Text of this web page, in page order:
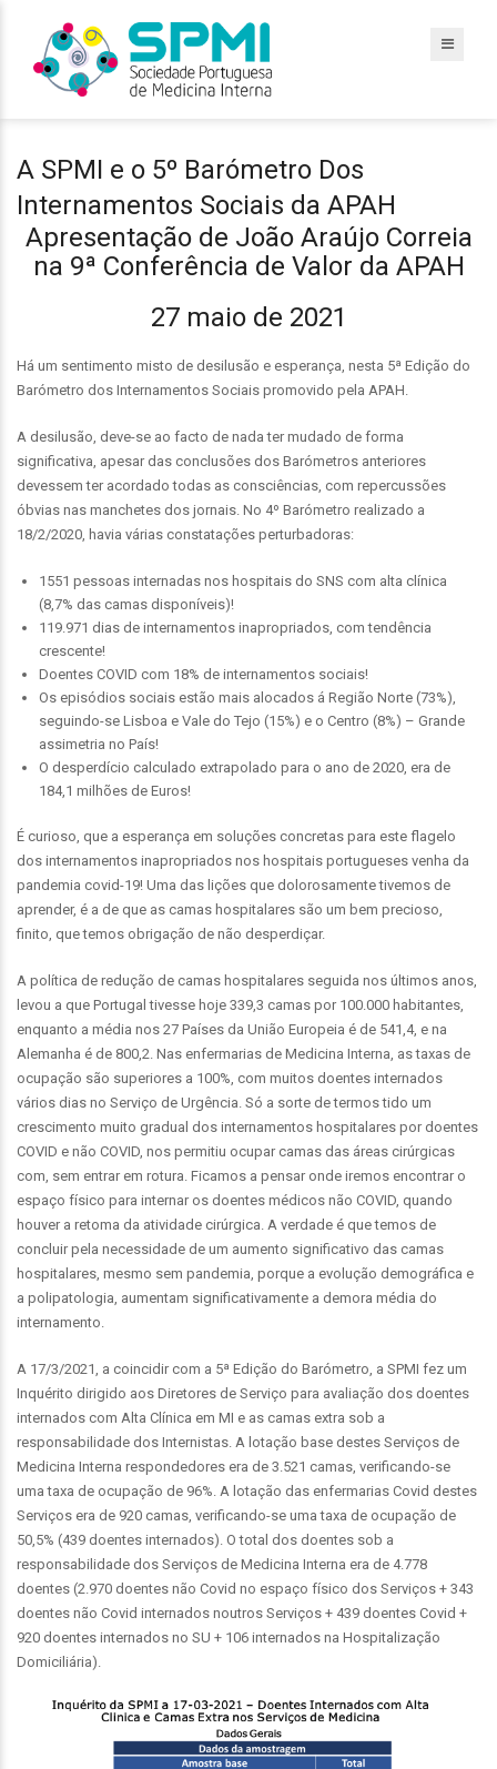
A SPMI e o 5º Barómetro Dos
Internamentos Sociais da APAH
Apresentação de João Araújo Correia
na 9ª Conferência de Valor da APAH
27 maio de 2021
Há um sentimento misto de desilusão e esperança, nesta 5ª Edição do
Barómetro dos Internamentos Sociais promovido pela APAH.
A desilusão, deve-se ao facto de nada ter mudado de forma
significativa, apesar das conclusões dos Barómetros anteriores
devessem ter acordado todas as consciências, com repercussões
óbvias nas manchetes dos jornais. No 4º Barómetro realizado a
18/2/2020, havia várias constatações perturbadoras:
1551 pessoas internadas nos hospitais do SNS com alta clínica
(8,7% das camas disponíveis)!
119.971 dias de internamentos inapropriados, com tendência
crescente!
Doentes COVID com 18% de internamentos sociais!
Os episódios sociais estão mais alocados á Região Norte (73%),
seguindo-se Lisboa e Vale do Tejo (15%) e o Centro (8%) – Grande
assimetria no País!
O desperdício calculado extrapolado para o ano de 2020, era de
184,1 milhões de Euros!
É curioso, que a esperança em soluções concretas para este flagelo
dos internamentos inapropriados nos hospitais portugueses venha da
pandemia covid-19! Uma das lições que dolorosamente tivemos de
aprender, é a de que as camas hospitalares são um bem precioso,
finito, que temos obrigação de não desperdiçar.
A política de redução de camas hospitalares seguida nos últimos anos,
levou a que Portugal tivesse hoje 339,3 camas por 100.000 habitantes,
enquanto a média nos 27 Países da União Europeia é de 541,4, e na
Alemanha é de 800,2. Nas enfermarias de Medicina Interna, as taxas de
ocupação são superiores a 100%, com muitos doentes internados
vários dias no Serviço de Urgência. Só a sorte de termos tido um
crescimento muito gradual dos internamentos hospitalares por doentes
COVID e não COVID, nos permitiu ocupar camas das áreas cirúrgicas
com, sem entrar em rotura. Ficamos a pensar onde iremos encontrar o
espaço físico para internar os doentes médicos não COVID, quando
houver a retoma da atividade cirúrgica. A verdade é que temos de
concluir pela necessidade de um aumento significativo das camas
hospitalares, mesmo sem pandemia, porque a evolução demográfica e
a polipatologia, aumentam significativamente a demora média do
internamento.
A 17/3/2021, a coincidir com a 5ª Edição do Barómetro, a SPMI fez um
Inquérito dirigido aos Diretores de Serviço para avaliação dos doentes
internados com Alta Clínica em MI e as camas extra sob a
responsabilidade dos Internistas. A lotação base destes Serviços de
Medicina Interna respondedores era de 3.521 camas, verificando-se
uma taxa de ocupação de 96%. A lotação das enfermarias Covid destes
Serviços era de 920 camas, verificando-se uma taxa de ocupação de
50,5% (439 doentes internados). O total dos doentes sob a
responsabilidade dos Serviços de Medicina Interna era de 4.778
doentes (2.970 doentes não Covid no espaço físico dos Serviços + 343
doentes não Covid internados noutros Serviços + 439 doentes Covid +
920 doentes internados no SU + 106 internados na Hospitalização
Domiciliária).